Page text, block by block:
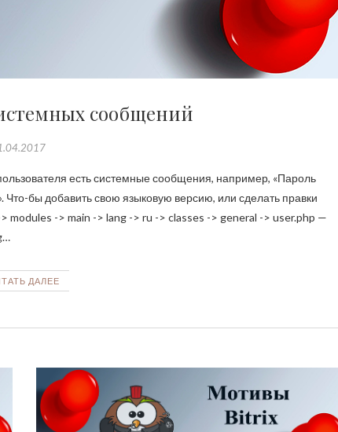
сообщений
бы добавить свою языковую версию, или сделать правки
modules -> main -> lang -> ru -> classes -> general -> user.php —
ДАЛЕЕ